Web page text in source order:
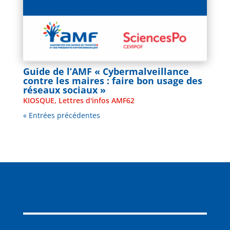
Guide de l’AMF « Cybermalveillance
contre les maires : faire bon usage des
réseaux sociaux »
KIOSQUE, Lettres d'infos AMF62
« Entrées précédentes